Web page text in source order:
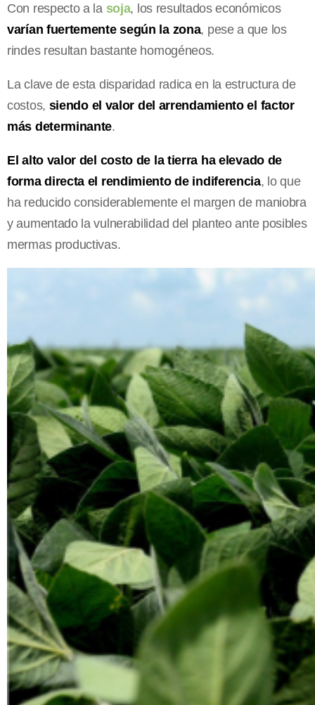
Con respecto a la soja, los resultados económicos
varían fuertemente según la zona, pese a que los
rindes resultan bastante homogéneos.
La clave de esta disparidad radica en la estructura de
costos, siendo el valor del arrendamiento el factor
más determinante.
El alto valor del costo de la tierra ha elevado de
forma directa el rendimiento de indiferencia, lo que
ha reducido considerablemente el margen de maniobra
y aumentado la vulnerabilidad del planteo ante posibles
mermas productivas.